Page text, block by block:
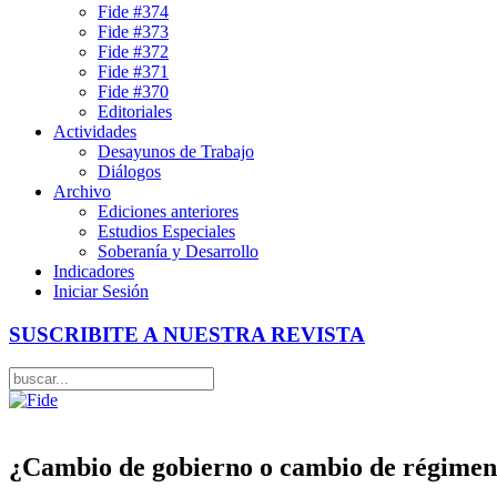
Fide #374
Fide #373
Fide #372
Fide #371
Fide #370
Editoriales
Actividades
Desayunos de Trabajo
Diálogos
Archivo
Ediciones anteriores
Estudios Especiales
Soberanía y Desarrollo
Indicadores
Iniciar Sesión
SUSCRIBITE A NUESTRA REVISTA
¿Cambio de gobierno o cambio de